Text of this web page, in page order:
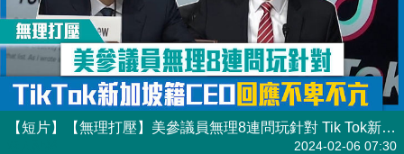
【短片】【無理打壓​】美參議員無理8連問玩針對 Tik Tok新加坡籍CEO回應不卑不亢
2024-02-06 07:30